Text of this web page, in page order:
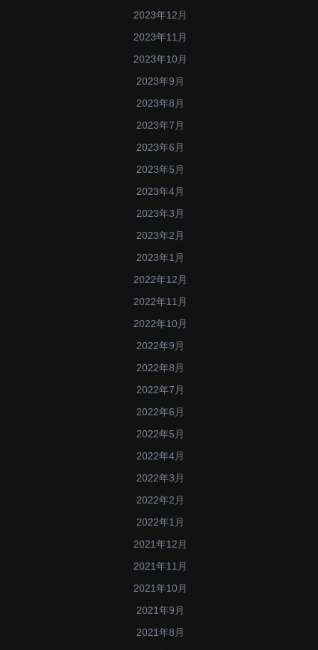
2023年12月
2023年11月
2023年10月
2023年9月
2023年8月
2023年7月
2023年6月
2023年5月
2023年4月
2023年3月
2023年2月
2023年1月
2022年12月
2022年11月
2022年10月
2022年9月
2022年8月
2022年7月
2022年6月
2022年5月
2022年4月
2022年3月
2022年2月
2022年1月
2021年12月
2021年11月
2021年10月
2021年9月
2021年8月